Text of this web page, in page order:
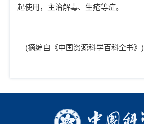
起使用，主治解毒、生疮等症。
(摘编自《中国资源科学百科全书》)